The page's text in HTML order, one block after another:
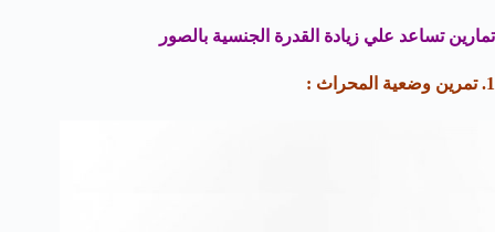
تمارين تساعد علي زيادة القدرة الجنسية بالصور
1. تمرين وضعية المحراث :